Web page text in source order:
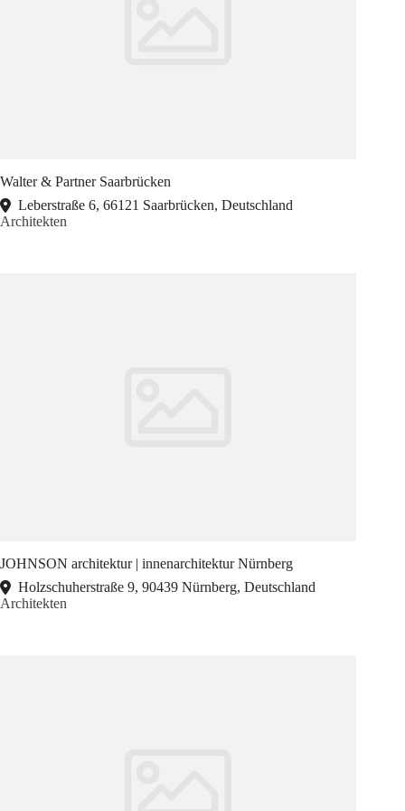
Walter & Partner Saarbrücken
Leberstraße 6, 66121 Saarbrücken, Deutschland
Architekten
JOHNSON architektur | innenarchitektur Nürnberg
Holzschuherstraße 9, 90439 Nürnberg, Deutschland
Architekten